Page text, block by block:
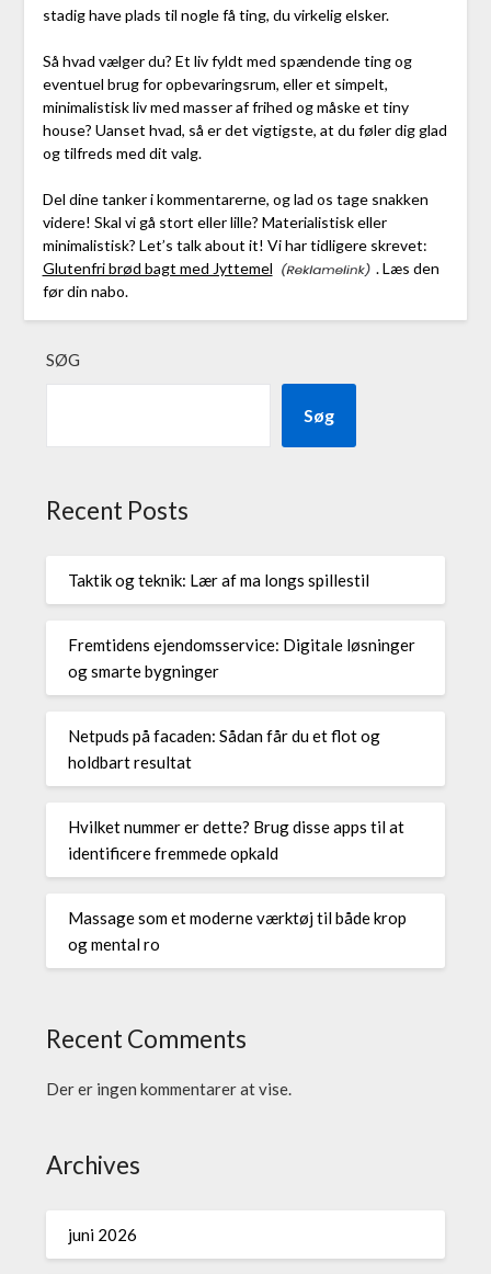
stadig have plads til nogle få ting, du virkelig elsker.
Så hvad vælger du? Et liv fyldt med spændende ting og
eventuel brug for opbevaringsrum, eller et simpelt,
minimalistisk liv med masser af frihed og måske et tiny
house? Uanset hvad, så er det vigtigste, at du føler dig glad
og tilfreds med dit valg.
Del dine tanker i kommentarerne, og lad os tage snakken
videre! Skal vi gå stort eller lille? Materialistisk eller
minimalistisk? Let’s talk about it! Vi har tidligere skrevet:
Glutenfri brød bagt med Jyttemel
. Læs den
før din nabo.
SØG
Søg
Recent Posts
Taktik og teknik: Lær af ma longs spillestil
Fremtidens ejendomsservice: Digitale løsninger
og smarte bygninger
Netpuds på facaden: Sådan får du et flot og
holdbart resultat
Hvilket nummer er dette? Brug disse apps til at
identificere fremmede opkald
Massage som et moderne værktøj til både krop
og mental ro
Recent Comments
Der er ingen kommentarer at vise.
Archives
juni 2026